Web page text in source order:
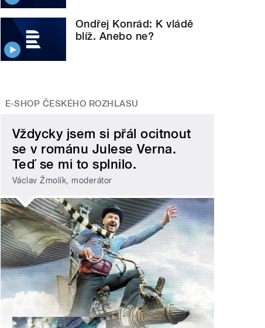
Ondřej Konrád: K vládě
blíž. Anebo ne?
E-SHOP ČESKÉHO ROZHLASU
Vždycky jsem si přál ocitnout
se v románu Julese Verna.
Teď se mi to splnilo.
Václav Žmolík, moderátor